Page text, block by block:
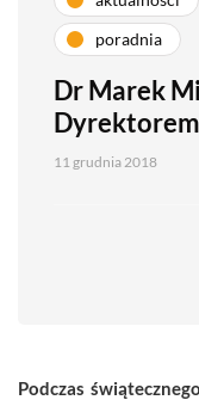
poradnia
Dr Marek
11 grudnia 2018
Podczas